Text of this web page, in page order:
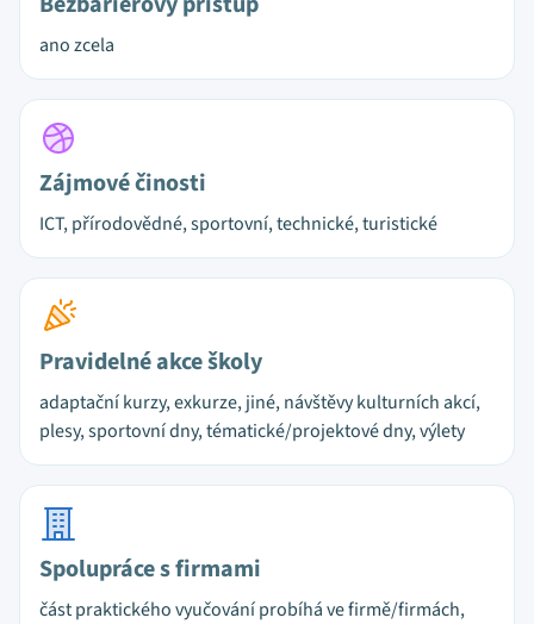
ano zcela
Zájmové činosti
ICT, přírodovědné, sportovní, technické, turistické
Pravidelné akce školy
adaptační kurzy, exkurze, jiné, návštěvy kulturních akcí,
plesy, sportovní dny, tématické/projektové dny, výlety
Spolupráce s firmami
část praktického vyučování probíhá ve firmě/firmách,